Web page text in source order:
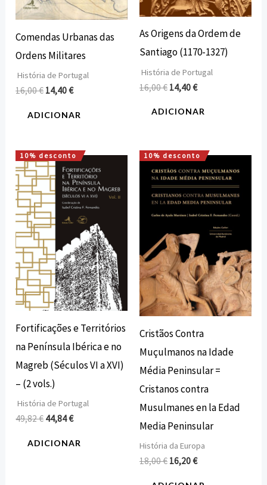
Comendas Urbanas das
Ordens Militares
História de Portugal
16,00€ 14,40€
ADICIONAR
As Origens da Ordem de
Santiago (1170-1327)
História de Portugal
16,00€ 14,40€
ADICIONAR
10% desconto
Fortificações e Territórios
na Península Ibérica e no
Magreb (Séculos VI a XVI)
– (2 vols.)
História de Portugal
49,82€
O
preço
original
era:
49,82 €.
44,84€
O
preço
atual
é:
44,84 €.
ADICIONAR
10% desconto
Cristãos Contra
Muçulmanos na Idade
Média Peninsular =
Cristanos contra
Musulmanes en la Edad
Media Peninsular
História da Europa
18,00€
O
preço
original
era:
18,00 €.
16,20€
O
preço
atual
é:
16,20 €.